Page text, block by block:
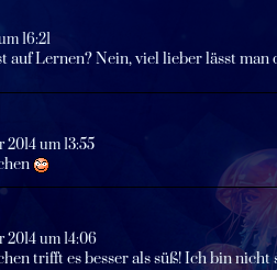
16:21
auf Lernen? Nein, viel lieber lässt
2014 um 13:55
2014 um 14:06
trifft es besser als süß! Ich bin nicht